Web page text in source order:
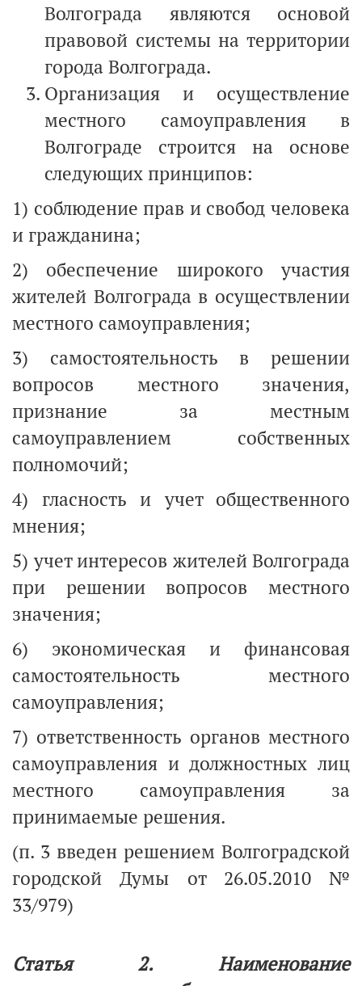
Волгограда являются основой
правовой системы на территории
города Волгограда.
Организация и осуществление
местного самоуправления в
Волгограде строится на основе
следующих принципов:
1) соблюдение прав и свобод человека
и гражданина;
2) обеспечение широкого участия
жителей Волгограда в осуществлении
местного самоуправления;
3) самостоятельность в решении
вопросов местного значения,
признание за местным
самоуправлением собственных
полномочий;
4) гласность и учет общественного
мнения;
5) учет интересов жителей Волгограда
при решении вопросов местного
значения;
6) экономическая и финансовая
самостоятельность местного
самоуправления;
7) ответственность органов местного
самоуправления и должностных лиц
местного самоуправления за
принимаемые решения.
(п. 3 введен решением Волгоградской
городской Думы от 26.05.2010 №
33/979)
Статья 2. Наименование